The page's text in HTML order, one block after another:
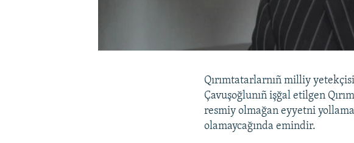
Qırımtatarlarnıñ milliy
Çavuşoğlunıñ işğal etilgen
resmiy olmağan eyyetni
olamaycağında emindir.